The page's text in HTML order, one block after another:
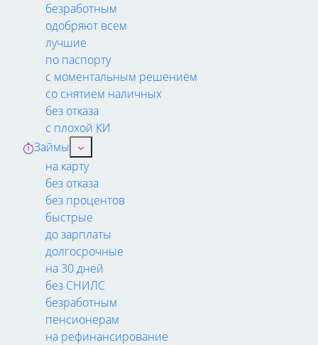
безработным
одобряют всем
лучшие
по паспорту
с моментальным решением
со снятием наличных
без отказа
с плохой КИ
Займы
на карту
без отказа
без процентов
быстрые
до зарплаты
долгосрочные
на 30 дней
без СНИЛС
безработным
пенсионерам
на рефинансирование